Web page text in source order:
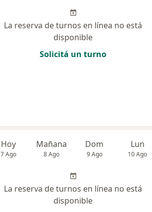
La reserva de turnos en línea no está
disponible
Solicitá un turno
Hoy
7 Ago
Mañana
8 Ago
Dom
9 Ago
Lun
10 Ago
La reserva de turnos en línea no está
disponible